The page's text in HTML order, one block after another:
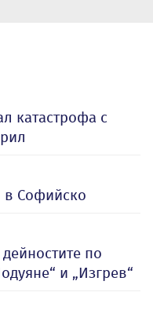
катастрофа с
в Софийско
по
и „Изгрев“